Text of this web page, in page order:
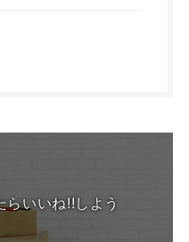
らいいね!!しよう